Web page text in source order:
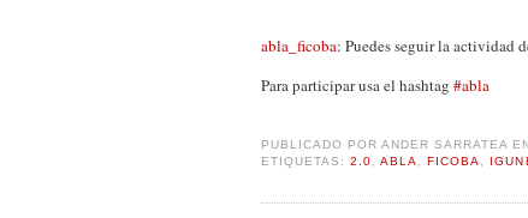
abla_ficoba: Puedes seguir la actividad
Para participar usa el hashtag #abla
PUBLICADO PORANDER SARRATEA
ETIQUETAS:2.0 ,ABLA ,FICOBA